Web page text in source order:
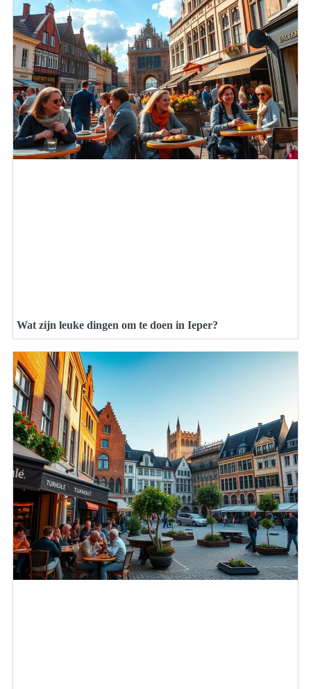
Wat zijn leuke dingen om te doen in Ieper?